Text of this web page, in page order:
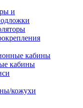
и
кабины
кабины
кожухи